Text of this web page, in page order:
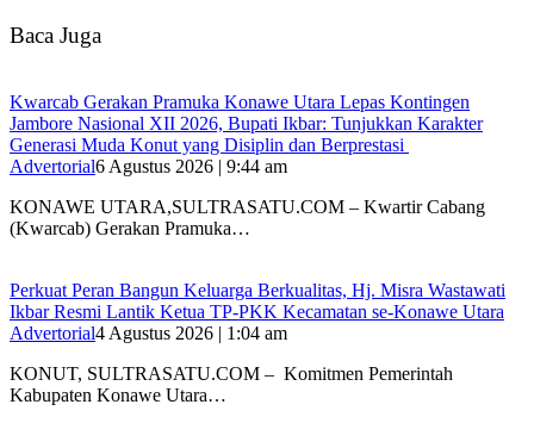
Baca Juga
‎Kwarcab Gerakan Pramuka Konawe Utara Lepas Kontingen
Jambore Nasional XII 2026, Bupati Ikbar: Tunjukkan Karakter
Generasi Muda Konut yang Disiplin dan Berprestasi ‎
Advertorial6 Agustus 2026 | 9:44 am
KONAWE UTARA,SULTRASATU.COM – Kwartir Cabang
(Kwarcab) Gerakan Pramuka…
‎Perkuat Peran Bangun Keluarga Berkualitas, Hj. Misra Wastawati
Ikbar Resmi Lantik Ketua TP-PKK Kecamatan se-Konawe Utara
Advertorial4 Agustus 2026 | 1:04 am
‎KONUT, SULTRASATU.COM – Komitmen Pemerintah
Kabupaten Konawe Utara…